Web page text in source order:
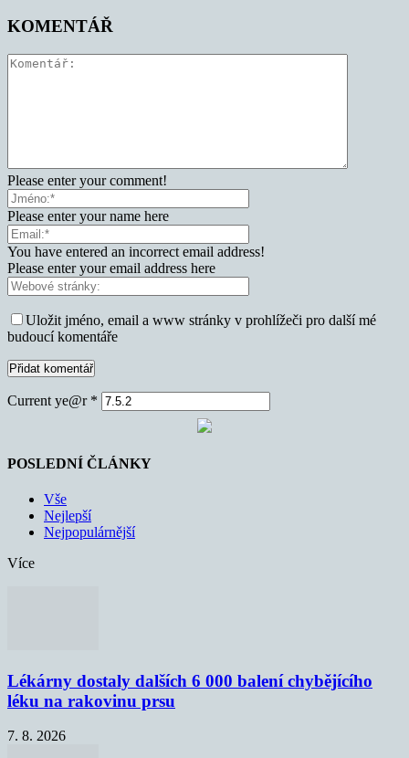
KOMENTÁŘ
Please enter your comment!
Please enter your name here
You have entered an incorrect email address!
Please enter your email address here
Uložit jméno, email a www stránky v prohlížeči pro další mé
budoucí komentáře
Current ye@r *
POSLEDNÍ ČLÁNKY
Vše
Nejlepší
Nejpopulárnější
Více
Lékárny dostaly dalších 6 000 balení chybějícího
léku na rakovinu prsu
7. 8. 2026